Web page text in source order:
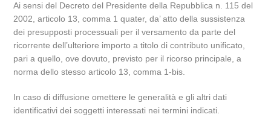
Ai sensi del Decreto del Presidente della Repubblica n. 115 del
2002, articolo 13, comma 1 quater, da’ atto della sussistenza
dei presupposti processuali per il versamento da parte del
ricorrente dell’ulteriore importo a titolo di contributo unificato,
pari a quello, ove dovuto, previsto per il ricorso principale, a
norma dello stesso articolo 13, comma 1-bis.
In caso di diffusione omettere le generalità e gli altri dati
identificativi dei soggetti interessati nei termini indicati.